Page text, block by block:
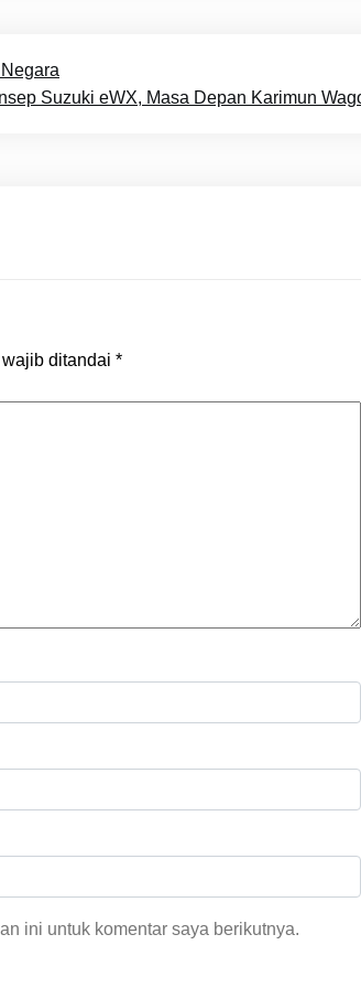
Suzuki eWX, Masa Depan Karimun
ditandai *
ini untuk komentar saya berikutnya.